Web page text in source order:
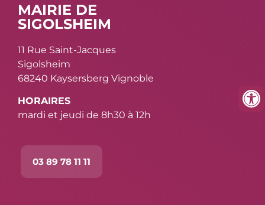
MAIRIE DE
SIGOLSHEIM
11 Rue Saint-Jacques
Sigolsheim
68240 Kaysersberg Vignoble
HORAIRES
mardi et jeudi de 8h30 à 12h
03 89 78 11 11